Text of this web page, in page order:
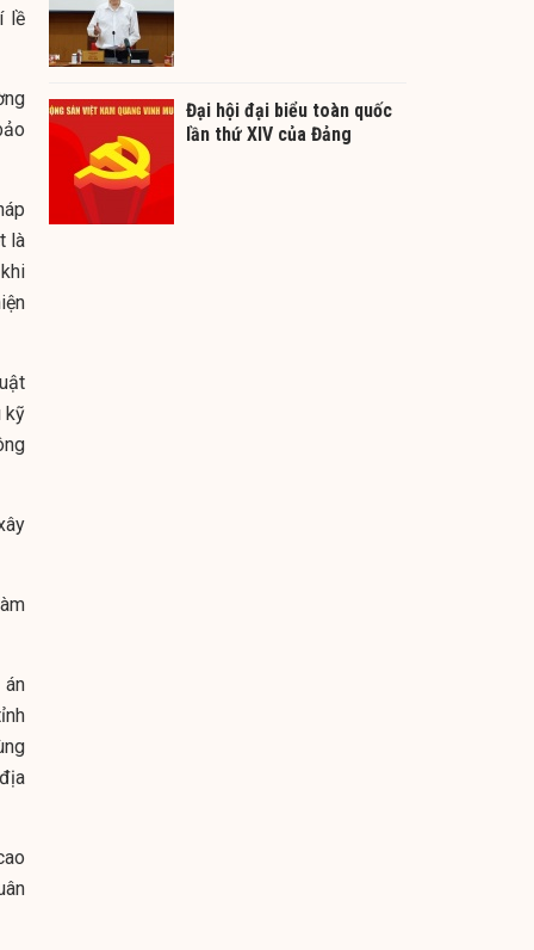
lề
là
kỹ
Đại hội đại biểu toàn quốc
lần thứ XIV của Đảng